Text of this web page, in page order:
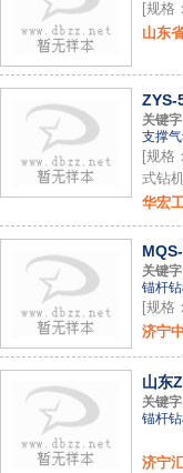
[规格
山东
ZYS-
关键字
支撑
[规格
式钻
华宏
关键字
锚杆
[规格
济宁
山东
关键字
锚杆
济宁